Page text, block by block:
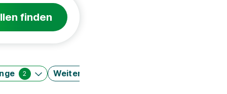
finden
2 Weitere Filter